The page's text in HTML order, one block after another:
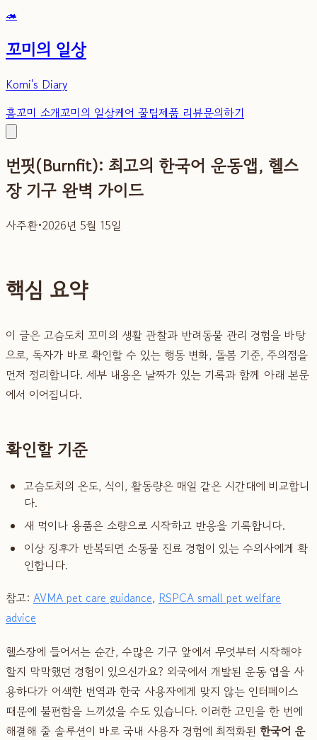
🦔
꼬미의 일상
Komi's Diary
홈꼬미 소개꼬미의 일상케어 꿀팁제품 리뷰문의하기
번핏(Burnfit): 최고의 한국어 운동앱, 헬스
장 기구 완벽 가이드
사주환•2026년 5월 15일
핵심 요약
이 글은 고슴도치 꼬미의 생활 관찰과 반려동물 관리 경험을 바탕
으로, 독자가 바로 확인할 수 있는 행동 변화, 돌봄 기준, 주의점을
먼저 정리합니다. 세부 내용은 날짜가 있는 기록과 함께 아래 본문
에서 이어집니다.
확인할 기준
고슴도치의 온도, 식이, 활동량은 매일 같은 시간대에 비교합니
다.
새 먹이나 용품은 소량으로 시작하고 반응을 기록합니다.
이상 징후가 반복되면 소동물 진료 경험이 있는 수의사에게 확
인합니다.
참고: AVMA pet care guidance, RSPCA small pet welfare
advice
헬스장에 들어서는 순간, 수많은 기구 앞에서 무엇부터 시작해야
할지 막막했던 경험이 있으신가요? 외국에서 개발된 운동 앱을 사
용하다가 어색한 번역과 한국 사용자에게 맞지 않는 인터페이스
때문에 불편함을 느끼셨을 수도 있습니다. 이러한 고민을 한 번에
해결해 줄 솔루션이 바로 국내 사용자 경험에 최적화된 한국어 운